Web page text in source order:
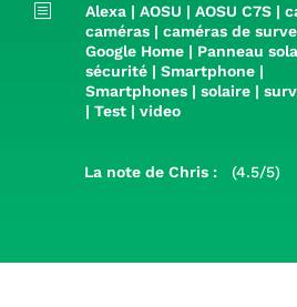
b Alexa |AOSU |AOSU C7S |
caméras |caméras de
Google Home | Panneau
sécurité |Smartphone |
Smartphones |solaire |
|Test |video
La note de Chris : (4.5/5)